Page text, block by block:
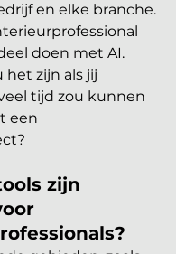
en elke branche.
doen met AI.
het zijn als jij
tijd zou kunnen
een
zijn